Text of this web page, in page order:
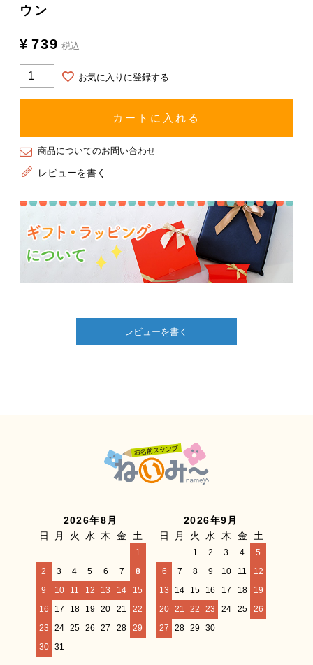
ウン
¥ 739 税込
お気に入りに登録する
カートに入れる
商品についてのお問い合わせ
レビューを書く
レビューを書く
2026年8月
日
月 火 水 木 金 土
1
2
3 4 5 6 7
8
9
10 11 12 13 14
15
16
17 18 19 20 21
22
23
24 25 26 27 28
29
30
31
2026年9月
日
月 火 水 木 金 土
1 2 3 4
5
6
7 8 9 10 11
12
13
14 15 16 17 18
19
20 21 22 23 24 25
26
27
28 29 30